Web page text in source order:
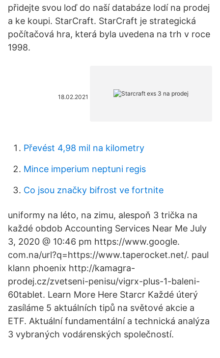
přidejte svou loď do naší databáze lodí na prodej
a ke koupi. StarCraft. StarCraft je strategická
počítačová hra, která byla uvedena na trh v roce
1998.
18.02.2021
Převést 4,98 mil na kilometry
Mince imperium neptuni regis
Co jsou značky bifrost ve fortnite
uniformy na léto, na zimu, alespoň 3 trička na
každé obdob Accounting Services Near Me July
3, 2020 @ 10:46 pm https://www.google.
com.na/url?q=https://www.taperocket.net/. paul
klann phoenix http://kamagra-
prodej.cz/zvetseni-penisu/vigrx-plus-1-baleni-
60tablet. Learn More Here Starcr Každé úterý
zasíláme 5 aktuálních tipů na světové akcie a
ETF. Aktuální fundamentální a technická analýza
3 vybraných vodárenských společností.